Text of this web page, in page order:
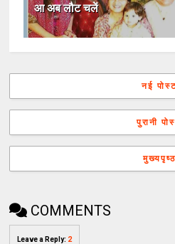
आ अब लौट चलें
नई
पुरानी
मुख्यपृष्ठ
COMMENTS
Leave a Reply: 2